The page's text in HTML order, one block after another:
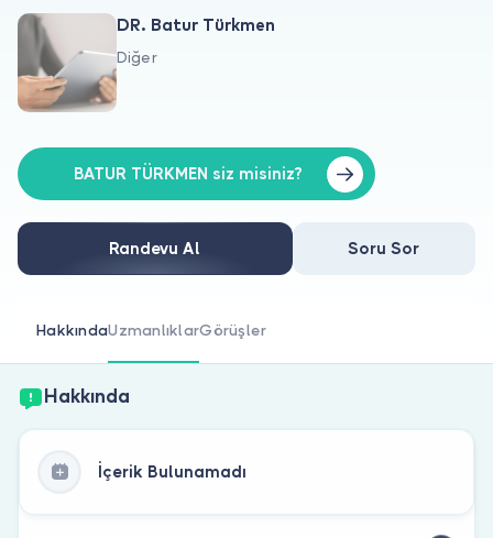
Hakkımızda
Doktorlar için
Doktor musunuz?
DR. Batur Türkmen
Diğer
BATUR TÜRKMEN siz misiniz?
Randevu Al Soru Sor
HakkındaUzmanlıklarGörüşler
Hakkında
İçerik Bulunamadı